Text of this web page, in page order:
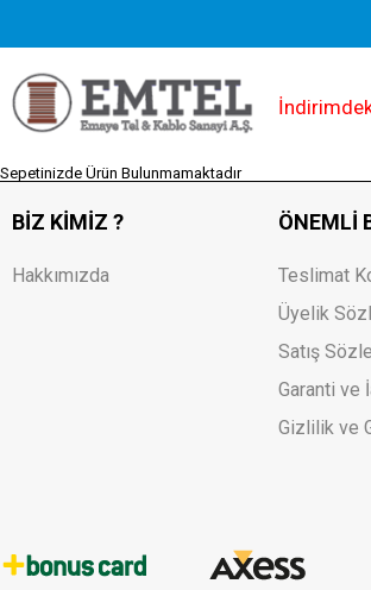
Sepetinizde Ürün Bulunmamaktadır
BIZ KIMIZ ?
Hakkımızda
ÖNEMLI
Teslimat
Üyelik
Satış
Garanti ve
Gizlilik ve